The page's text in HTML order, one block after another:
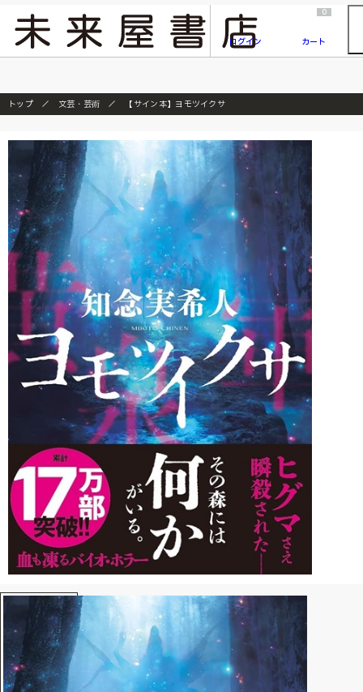
『ONE PIECE magazine 021 ONE PIECEカード付き同梱版』発売延期のご案内
ログイン
0
カート
トップ 文芸・芸術 【サイン本】ヨモツイクサ